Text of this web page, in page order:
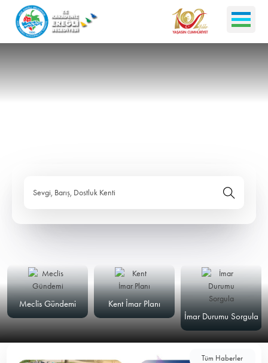
Sevgi, Barış, Dostluk Kenti
Meclis Gündemi
Kent İmar Planı
İmar Durumu Sorgula
Tüm Haberler